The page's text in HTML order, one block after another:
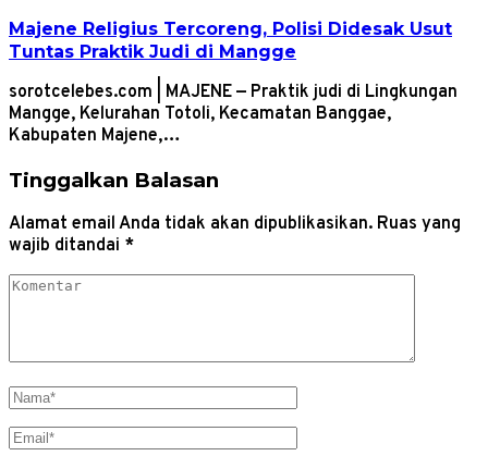
Majene Religius Tercoreng, Polisi Didesak Usut
Tuntas Praktik Judi di Mangge
sorotcelebes.com | MAJENE — Praktik judi di Lingkungan
Mangge, Kelurahan Totoli, Kecamatan Banggae,
Kabupaten Majene,…
Tinggalkan Balasan
Alamat email Anda tidak akan dipublikasikan. Ruas yang
wajib ditandai *